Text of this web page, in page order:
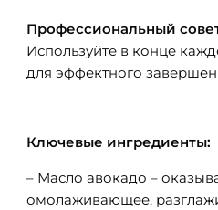
Профессиональный
Используйте в конце
для эффектного
Ключевые ингредиенты:
– Масло авокадо –
омолаживающее,